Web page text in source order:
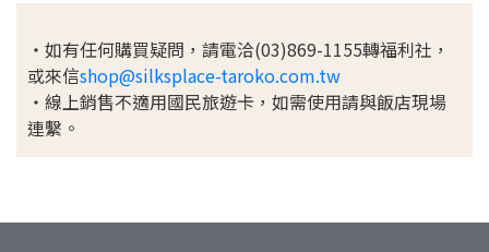
・如有任何購買疑問，請電洽(03)869-1155轉福利社，
或來信shop@silksplace-taroko.com.tw
・線上銷售不適用國民旅遊卡，如需使用請與飯店現場
連繫。